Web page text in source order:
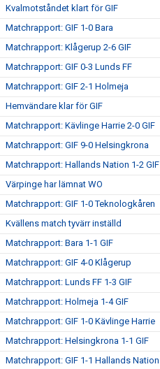
Kvalmotståndet klart för GIF
Matchrapport: GIF 1-0 Bara
Matchrapport: Klågerup 2-6 GIF
Matchrapport: GIF 0-3 Lunds FF
Matchrapport: GIF 2-1 Holmeja
Hemvändare klar för GIF
Matchrapport: Kävlinge Harrie 2-0 GIF
Matchrapport: GIF 9-0 Helsingkrona
Matchrapport: Hallands Nation 1-2 GIF
Värpinge har lämnat WO
Matchrapport: GIF 1-0 Teknologkåren
Kvällens match tyvärr inställd
Matchrapport: Bara 1-1 GIF
Matchrapport: GIF 4-0 Klågerup
Matchrapport: Lunds FF 1-3 GIF
Matchrapport: Holmeja 1-4 GIF
Matchrapport: GIF 1-0 Kävlinge Harrie
Matchrapport: Helsingkrona 1-1 GIF
Matchrapport: GIF 1-1 Hallands Nation